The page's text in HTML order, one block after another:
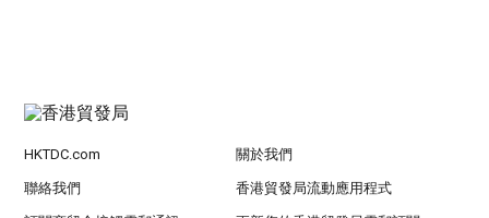
HKTDC.com 關於我們
聯絡我們 香港貿發局流動應用程式